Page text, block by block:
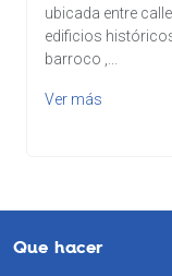
ubicada entre
edificios
barroco ,...
Ver más
Que hacer